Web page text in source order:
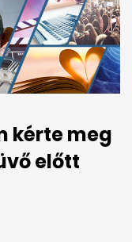
kérte meg
előtt